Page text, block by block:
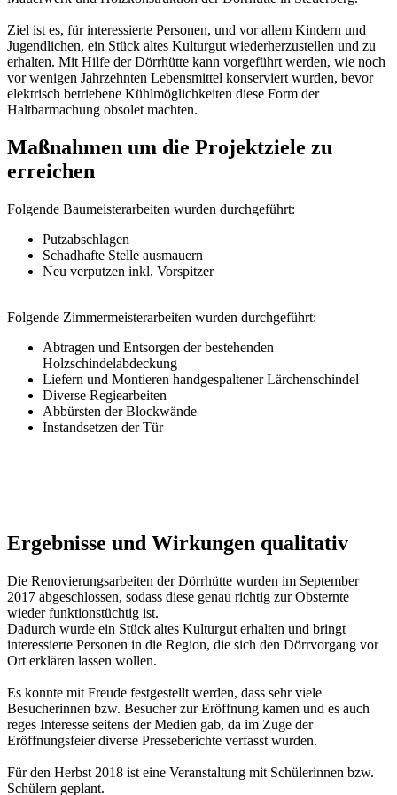
Ziel ist es, für interessierte Personen, und vor allem Kindern und
Jugendlichen, ein Stück altes Kulturgut wiederherzustellen und zu
erhalten. Mit Hilfe der Dörrhütte kann vorgeführt werden, wie noch
vor wenigen Jahrzehnten Lebensmittel konserviert wurden, bevor
elektrisch betriebene Kühlmöglichkeiten diese Form der
Haltbarmachung obsolet machten.
Maßnahmen um die Projektziele zu
erreichen
Folgende Baumeisterarbeiten wurden durchgeführt:
Putzabschlagen
Schadhafte Stelle ausmauern
Neu verputzen inkl. Vorspitzer
Folgende Zimmermeisterarbeiten wurden durchgeführt:
Abtragen und Entsorgen der bestehenden
Holzschindelabdeckung
Liefern und Montieren handgespaltener Lärchenschindel
Diverse Regiearbeiten
Abbürsten der Blockwände
Instandsetzen der Tür
Ergebnisse und Wirkungen qualitativ
Die Renovierungsarbeiten der Dörrhütte wurden im September
2017 abgeschlossen, sodass diese genau richtig zur Obsternte
wieder funktionstüchtig ist.
Dadurch wurde ein Stück altes Kulturgut erhalten und bringt
interessierte Personen in die Region, die sich den Dörrvorgang vor
Ort erklären lassen wollen.
Es konnte mit Freude festgestellt werden, dass sehr viele
Besucherinnen bzw. Besucher zur Eröffnung kamen und es auch
reges Interesse seitens der Medien gab, da im Zuge der
Eröffnungsfeier diverse Presseberichte verfasst wurden.
Für den Herbst 2018 ist eine Veranstaltung mit Schülerinnen bzw.
Schülern geplant.